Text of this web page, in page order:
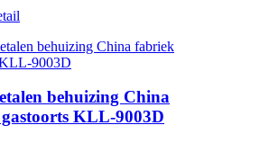
behuizing China
KLL-9003D